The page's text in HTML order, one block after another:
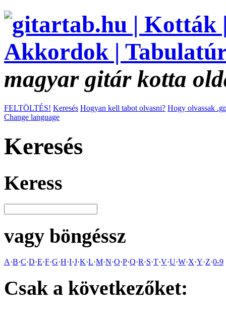
magyar gitár kotta
FELTÖLTÉS! Keresés Hogyan kell tabot olvasni? Hogy olvassak
Change language
Keresés
Keress
vagy böngéssz
A·B·C·D·E·F·G·H·I·J·K·L·M·N·O·P·Q·R·S·T·V·U·W·X·Y·Z·0-9
Csak a következőket: